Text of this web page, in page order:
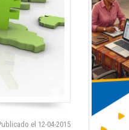
el 12-04-2015